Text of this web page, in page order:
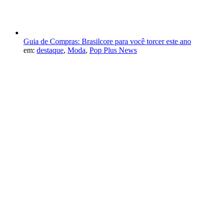
Guia de Compras: Brasilcore para você torcer este ano
em: destaque, Moda, Pop Plus News